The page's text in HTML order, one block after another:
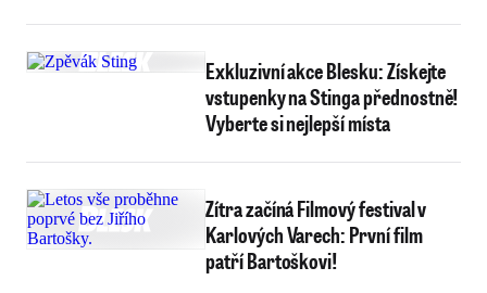
Exkluzivní akce Blesku: Získejte
vstupenky na Stinga přednostně!
Vyberte si nejlepší místa
Zítra začíná Filmový festival v
Karlových Varech: První film
patří Bartoškovi!